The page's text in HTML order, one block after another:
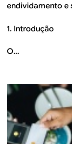
endividamento e
1. Introdução
O...